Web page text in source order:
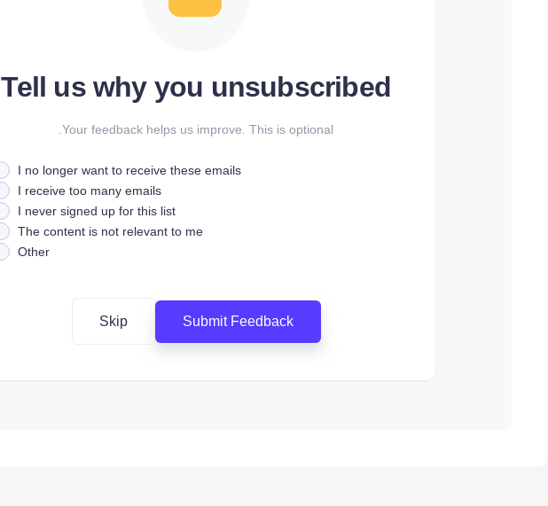
Tell us why you unsubscribed
Your feedback helps us improve. This is optional.
I no longer want to receive these emails
I receive too many emails
I never signed up for this list
The content is not relevant to me
Other
Submit Feedback
Skip